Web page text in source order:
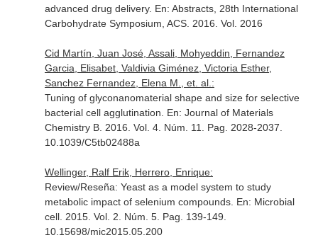
advanced drug delivery. En: Abstracts, 28th International
Carbohydrate Symposium, ACS. 2016. Vol. 2016
Cid Martín, Juan José, Assali, Mohyeddin, Fernandez
Garcia, Elisabet, Valdivia Giménez, Victoria Esther,
Sanchez Fernandez, Elena M., et. al.:
Tuning of glyconanomaterial shape and size for selective
bacterial cell agglutination. En: Journal of Materials
Chemistry B. 2016. Vol. 4. Núm. 11. Pag. 2028-2037.
10.1039/C5tb02488a
Wellinger, Ralf Erik, Herrero, Enrique:
Review/Reseña: Yeast as a model system to study
metabolic impact of selenium compounds. En: Microbial
cell. 2015. Vol. 2. Núm. 5. Pag. 139-149.
10.15698/mic2015.05.200